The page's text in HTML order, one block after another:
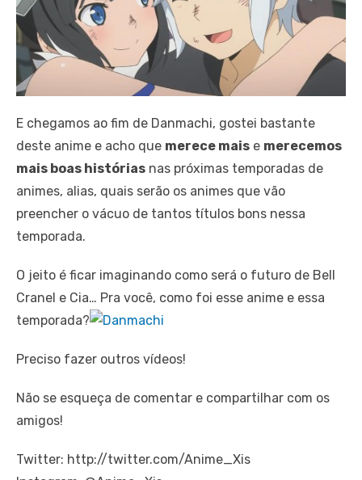
E chegamos ao fim de Danmachi, gostei bastante
deste anime e acho que merece mais e merecemos
mais boas histórias nas próximas temporadas de
animes, alias, quais serão os animes que vão
preencher o vácuo de tantos títulos bons nessa
temporada.
O jeito é ficar imaginando como será o futuro de Bell
Cranel e Cia… Pra você, como foi esse anime e essa
temporada?
Preciso fazer outros vídeos!
Não se esqueça de comentar e compartilhar com os
amigos!
Twitter: http://twitter.com/Anime_Xis